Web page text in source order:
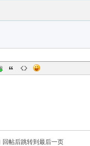
回帖后跳转到最后一页